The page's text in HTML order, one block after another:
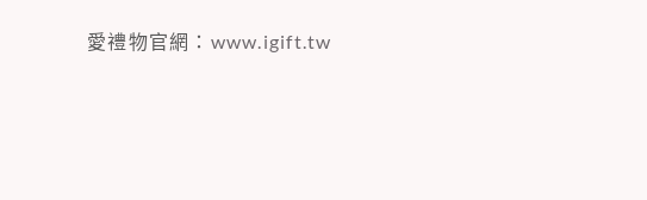
愛禮物官網： www.igift.tw